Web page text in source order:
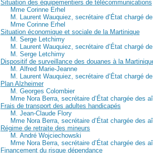
Situation des équipementiers de télécommunications
Mme Corinne Erhel
M. Laurent Wauquiez, secrétaire d’État chargé de
Mme Corinne Erhel
Situation économique et sociale de la Martinique
M. Serge Letchimy
M. Laurent Wauquiez, secrétaire d’État chargé de
M. Serge Letchimy
Dispositif de surveillance des douanes à la
M. Alfred Marie-Jeanne
M. Laurent Wauquiez, secrétaire d’État chargé de
Plan Alzheimer
M. Georges Colombier
Mme Nora Berra, secrétaire d’État chargée des
Frais de transport des adultes handicapés
M. Jean-Claude Flory
Mme Nora Berra, secrétaire d’État chargée des
Régime de retraite des mineurs
M. André Wojciechowski
Mme Nora Berra, secrétaire d’État chargée des
Financement du risque dépendance